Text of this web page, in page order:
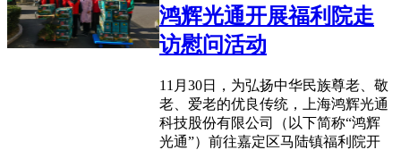
鸿辉光通开展福利院走
访慰问活动
11月30日，为弘扬中华民族尊老、敬
老、爱老的优良传统，上海鸿辉光通
科技股份有限公司（以下简称“鸿辉
光通”）前往嘉定区马陆镇福利院开